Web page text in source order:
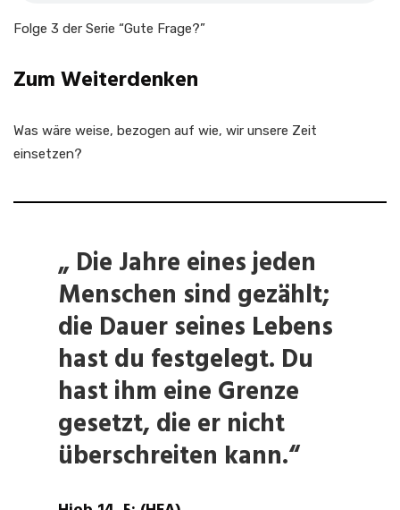
Folge 3 der Serie “Gute Frage?”
Zum Weiterdenken
Was wäre weise, bezogen auf wie, wir unsere Zeit
einsetzen?
„ Die Jahre eines jeden
Menschen sind gezählt;
die Dauer seines Lebens
hast du festgelegt. Du
hast ihm eine Grenze
gesetzt, die er nicht
überschreiten kann.“